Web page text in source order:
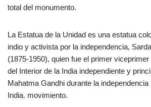
total del monumento.
La Estatua de la Unidad es una estatua
indio y activista por la independencia,
(1875-1950), quien fue el primer
del Interior de la India independiente y
Mahatma Gandhi durante la independencia
India. movimiento.